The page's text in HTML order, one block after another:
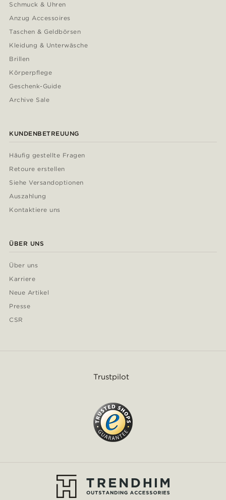
Schmuck & Uhren
Anzug Accessoires
Taschen & Geldbörsen
Kleidung & Unterwäsche
Brillen
Körperpflege
Geschenk-Guide
Archive Sale
KUNDENBETREUUNG
Häufig gestellte Fragen
Retoure erstellen
Siehe Versandoptionen
Auszahlung
Kontaktiere uns
ÜBER UNS
Über uns
Karriere
Neue Artikel
Presse
CSR
Trustpilot